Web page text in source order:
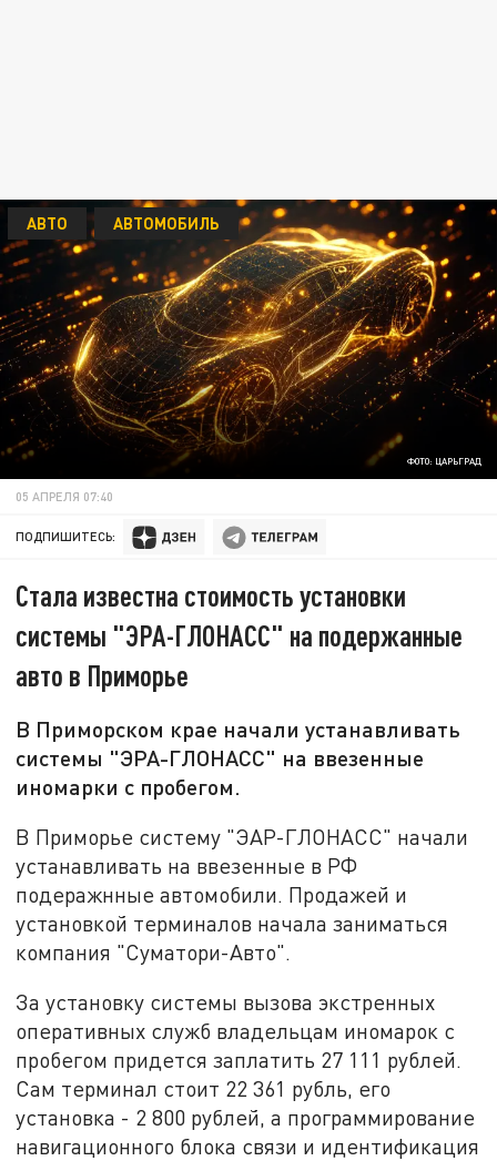
ФОТО: ЦАРЬГРАД
АВТО АВТОМОБИЛЬ
05 АПРЕЛЯ 07:40
ПОДПИШИТЕСЬ:
Стала известна стоимость установки
системы "ЭРА-ГЛОНАСС" на подержанные
авто в Приморье
В Приморском крае начали устанавливать
системы "ЭРА-ГЛОНАСС" на ввезенные
иномарки с пробегом.
В Приморье систему "ЭАР-ГЛОНАСС" начали
устанавливать на ввезенные в РФ
подеражнные автомобили. Продажей и
установкой терминалов начала заниматься
компания "Суматори-Авто".
За установку системы вызова экстренных
оперативных служб владельцам иномарок с
пробегом придется заплатить 27 111 рублей.
Сам терминал стоит 22 361 рубль, его
установка - 2 800 рублей, а программирование
навигационного блока связи и идентификация